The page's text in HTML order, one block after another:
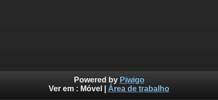
Powered by Piwigo
Ver em : Móvel Área de trabalho